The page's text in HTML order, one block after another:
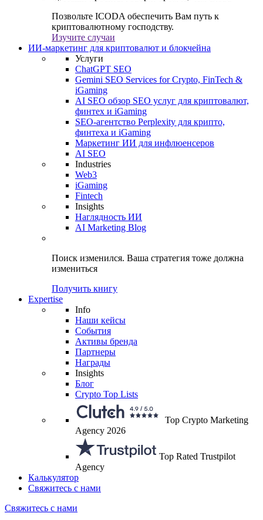
Позвольте ICODA обеспечить Вам путь к
криптовалютному господству.
Изучите случаи
ИИ-маркетинг для криптовалют и блокчейна
Услуги
ChatGPT SEO
Gemini SEO Services for Crypto, FinTech &
iGaming
AI SEO обзор SEO услуг для криптовалют,
финтех и iGaming
SEO-агентство Perplexity для крипто,
финтеха и iGaming
Маркетинг ИИ для инфлюенсеров
AI SEO
Industries
Web3
iGaming
Fintech
Insights
Наглядность ИИ
AI Marketing Blog
Поиск изменился. Ваша стратегия тоже должна
измениться
Получить книгу
Expertise
Info
Наши кейсы
События
Активы бренда
Партнеры
Награды
Insights
Блог
Crypto Top Lists
Top Crypto Marketing
Agency 2026
Top Rated Trustpilot
Agency
Калькулятор
Свяжитесь с нами
Свяжитесь с нами